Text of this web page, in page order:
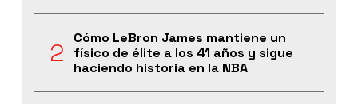
Cómo LeBron James mantiene un
físico de élite a los 41 años y sigue
haciendo historia en la NBA